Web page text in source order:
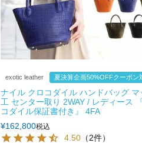
exotic leather 夏決算企画50%OFFクーポン
ナイル クロコダイル ハンドバッグ マ
工 センター取り 2WAY / レディース
コダイル保証書付き』 4FA
¥162,800税込
4.50 （2件）